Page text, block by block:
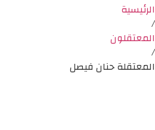
الرئيسية
/
المعتقلون
/
المعتقلة حنان فيصل